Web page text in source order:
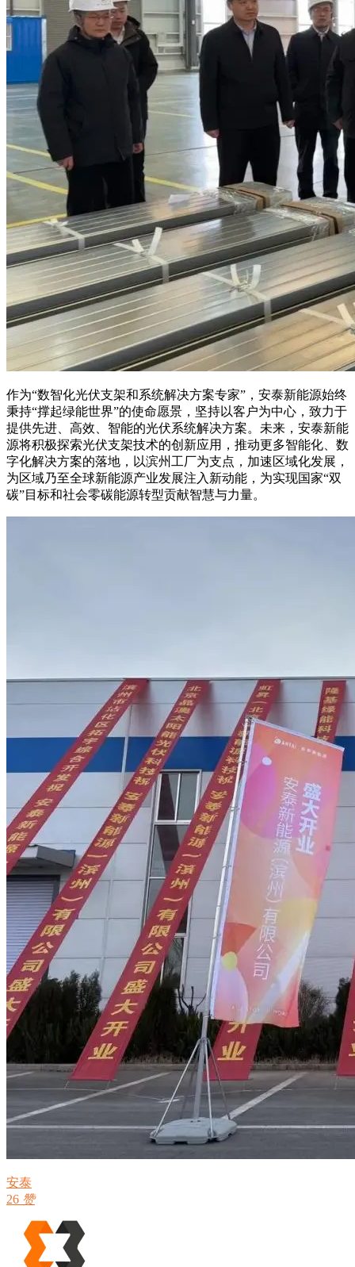
作为“数智化光伏支架和系统解决方案专家”，安泰新能源始终
秉持“撑起绿能世界”的使命愿景，坚持以客户为中心，致力于
提供先进、高效、智能的光伏系统解决方案。未来，安泰新能
源将积极探索光伏支架技术的创新应用，推动更多智能化、数
字化解决方案的落地，以滨州工厂为支点，加速区域化发展，
为区域乃至全球新能源产业发展注入新动能，为实现国家“双
碳”目标和社会零碳能源转型贡献智慧与力量。
安泰
26 赞